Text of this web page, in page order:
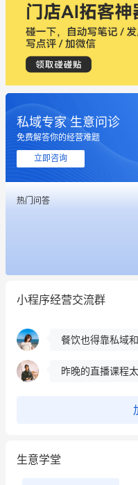
私域专家 生意问诊
免费解答你的经营难题
立即咨询
热门问答
小程序经营交流群
这个营销策划案
用有赞就能在微
餐饮也得靠私域
这个营销策划案
用有赞就能在微
餐饮也得靠私域
昨晚的直播课程
生意学堂